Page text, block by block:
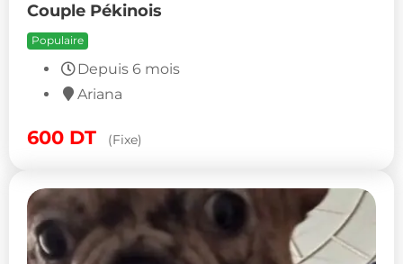
Couple Pékinois
Populaire
Depuis 6 mois
Ariana
600 DT (Fixe)